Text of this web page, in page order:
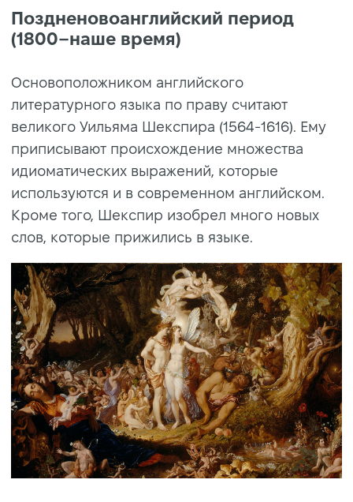
Поздненовоанглийский период
(1800–наше время)
Основоположником английского
литературного языка по праву считают
великого Уильяма Шекспира (1564-1616). Ему
приписывают происхождение множества
идиоматических выражений, которые
используются и в современном английском.
Кроме того, Шекспир изобрел много новых
слов, которые прижились в языке.